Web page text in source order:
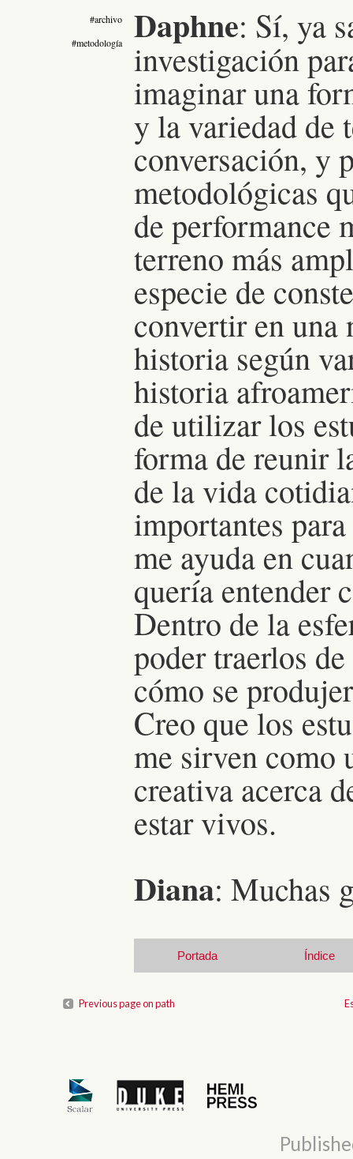
#archivo
#metodología
Daphne: Sí, ya
investigación
imaginar una
y la variedad de
conversación, y
metodológicas
de performance
terreno más
especie de
convertir en una
historia según
historia
de utilizar los
forma de reunir
de la vida
importantes
me ayuda en
quería entender
Dentro de la
poder traerlos
cómo se
Creo que los
me sirven como
creativa acerca
estar vivos.
Diana: Muchas
Portada Índice
Previous page on path